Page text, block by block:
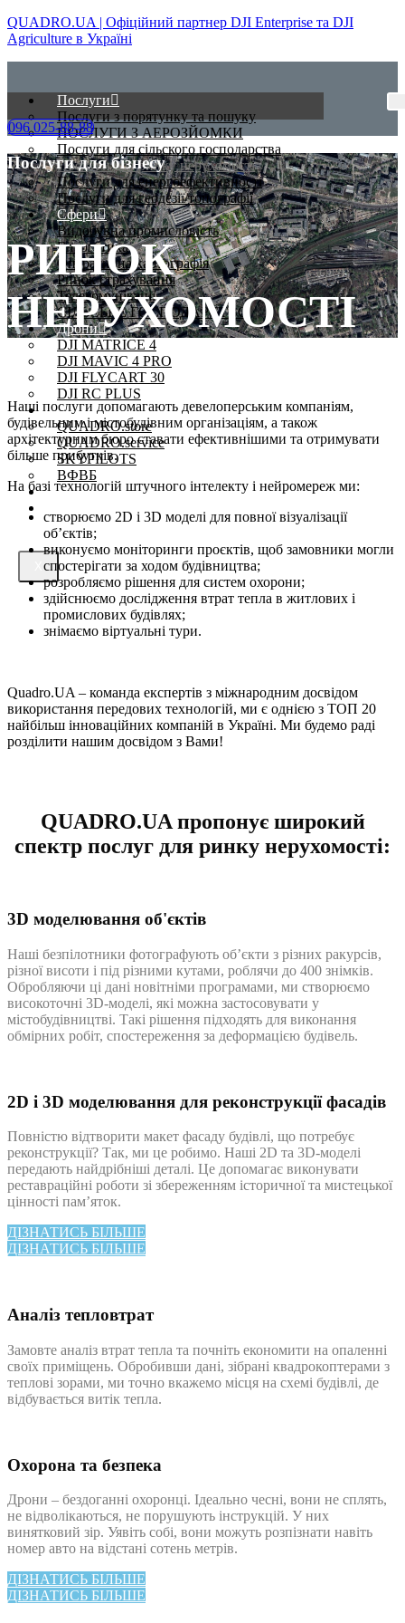
QUADRO.UA | Офіційний партнер DJI Enterprise та DJI
Agriculture в Україні
Послуги
Послуги з порятунку та пошуку
ПОСЛУГИ З АЕРОЗЙОМКИ
Послуги для сільского господарства
Послуги для ринку нерухомості
Послуги для енергоефективності
Послуги для геодезії/топографії
Сфери
Видобувна промисловість
Енергетика
Оперативна картографія
Ринок страхування
Телекомунікації
СІЛЬСЬКЕ ГОСПОДАРСТВО
Дрони
DJI MATRICE 4
DJI MAVIC 4 PRO
DJI FLYCART 30
DJI RC PLUS
Проєкти
QUADRO.store
QUADRO.service
SKYPILOTS
ВФВБ
Магазин Рішень
096 025-88-88
Послуги для бізнесу
РИНОК
НЕРУХОМОСТІ
Наші послуги допомагають девелоперським компаніям,
будівельним і містобудівним організаціям, а також
архітектурним бюро ставати ефективнішими та отримувати
більше прибутків.
На базі технологій штучного інтелекту і нейромереж ми:
створюємо 2D і 3D моделі для повної візуалізації
об’єктів;
виконуємо моніторинги проєктів, щоб замовники могли
спостерігати за ходом будівництва;
розробляємо рішення для систем охорони;
здійснюємо дослідження втрат тепла в житлових і
промислових будівлях;
знімаємо віртуальні тури.
Quadro.UA – команда експертів з міжнародним досвідом
використання передових технологій, ми є однією з ТОП 20
найбільш інноваційних компаній в Україні. Ми будемо раді
розділити нашим досвідом з Вами!
QUADRO.UA пропонує широкий
спектр послуг для ринку нерухомості:
3D моделювання об'єктів
Наші безпілотники фотографують об’єкти з різних ракурсів,
різної висоти і під різними кутами, роблячи до 400 знімків.
Обробляючи ці дані новітніми програмами, ми створюємо
високоточні 3D-моделі, які можна застосовувати у
містобудівництві. Такі рішення підходять для виконання
обмірних робіт, спостереження за деформацією будівель.
2D і 3D моделювання для реконструкції фасадів
Повністю відтворити макет фасаду будівлі, що потребує
реконструкції? Так, ми це робимо. Наші 2D та 3D-моделі
передають найдрібніші деталі. Це допомагає виконувати
реставраційні роботи зі збереженням історичної та мистецької
цінності пам’яток.
ДІЗНАТИСЬ БІЛЬШЕ
ДІЗНАТИСЬ БІЛЬШЕ
Аналіз тепловтрат
Замовте аналіз втрат тепла та почніть економити на опаленні
своїх приміщень. Обробивши дані, зібрані квадрокоптерами з
теплові зорами, ми точно вкажемо місця на схемі будівлі, де
відбувається витік тепла.
Охорона та безпека
Дрони – бездоганні охоронці. Ідеально чесні, вони не сплять,
не відволікаються, не порушують інструкцій. У них
винятковий зір. Уявіть собі, вони можуть розпізнати навіть
номер авто на відстані сотень метрів.
ДІЗНАТИСЬ БІЛЬШЕ
ДІЗНАТИСЬ БІЛЬШЕ